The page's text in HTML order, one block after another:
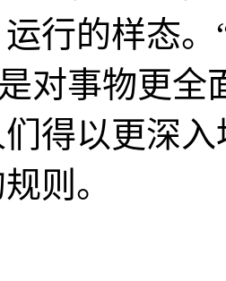
行的样态
对事物更
得以更深
则。